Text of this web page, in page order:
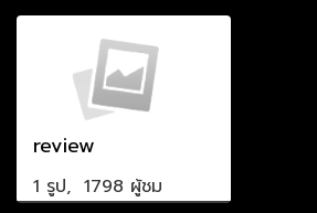
review
1 รูป, 1798 ผู้ชม